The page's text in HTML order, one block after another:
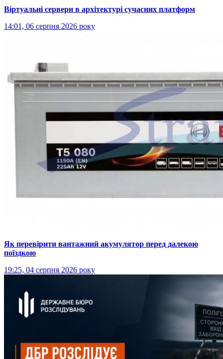
Віртуальні сервери в архітектурі сучасних платформ
14:01, 06 серпня 2026 року
Як перевірити вантажний акумулятор перед далекою
поїздкою
19:25, 04 серпня 2026 року